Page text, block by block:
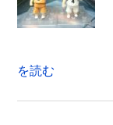
を読む